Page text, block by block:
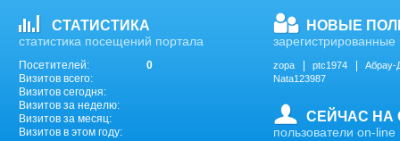
СТАТИСТИКА
статистика посещений портала
Посетителей:
0
Визитов всего:
Визитов сегодня:
Визитов за неделю:
Визитов за месяц:
Визитов в этом году:
НОВЫЕ
зарегистрированные
zopa ptc1974
Абрау-
Nata123987
СЕЙЧАС НА
пользователи on-line